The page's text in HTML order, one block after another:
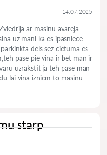
14.07.2025
ar masinu avareja
uz mani ka es ipasniece
dels sez cietuma es
pase pie vina ir bet man ir
uzrakstit ja teh pase man
lai vina izniem to masinu
starp